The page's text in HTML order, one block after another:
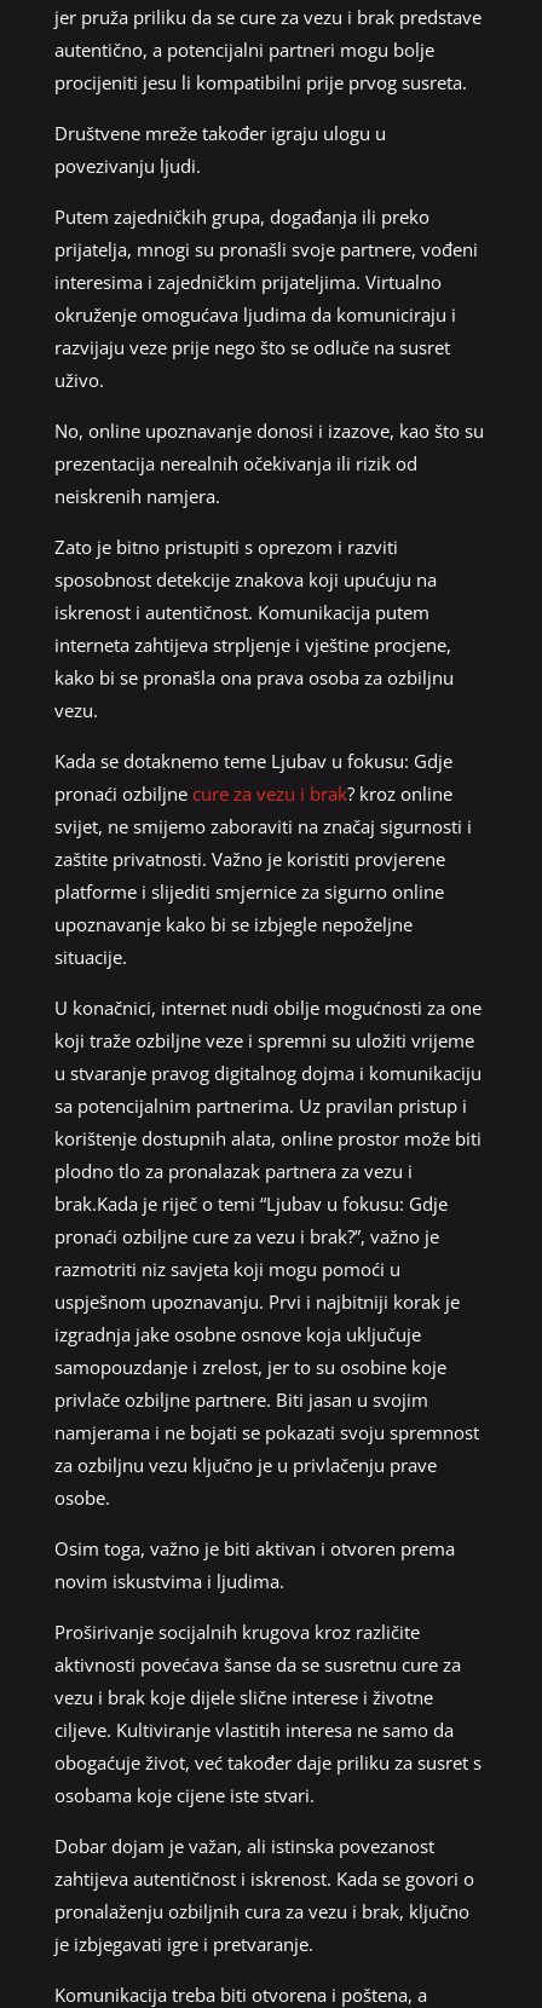
jer pruža priliku da se cure za vezu i brak predstave
autentično, a potencijalni partneri mogu bolje
procijeniti jesu li kompatibilni prije prvog susreta.
Društvene mreže također igraju ulogu u
povezivanju ljudi.
Putem zajedničkih grupa, događanja ili preko
prijatelja, mnogi su pronašli svoje partnere, vođeni
interesima i zajedničkim prijateljima. Virtualno
okruženje omogućava ljudima da komuniciraju i
razvijaju veze prije nego što se odluče na susret
uživo.
No, online upoznavanje donosi i izazove, kao što su
prezentacija nerealnih očekivanja ili rizik od
neiskrenih namjera.
Zato je bitno pristupiti s oprezom i razviti
sposobnost detekcije znakova koji upućuju na
iskrenost i autentičnost. Komunikacija putem
interneta zahtijeva strpljenje i vještine procjene,
kako bi se pronašla ona prava osoba za ozbiljnu
vezu.
Kada se dotaknemo teme Ljubav u fokusu: Gdje
pronaći ozbiljne cure za vezu i brak? kroz online
svijet, ne smijemo zaboraviti na značaj sigurnosti i
zaštite privatnosti. Važno je koristiti provjerene
platforme i slijediti smjernice za sigurno online
upoznavanje kako bi se izbjegle nepoželjne
situacije.
U konačnici, internet nudi obilje mogućnosti za one
koji traže ozbiljne veze i spremni su uložiti vrijeme
u stvaranje pravog digitalnog dojma i komunikaciju
sa potencijalnim partnerima. Uz pravilan pristup i
korištenje dostupnih alata, online prostor može biti
plodno tlo za pronalazak partnera za vezu i
brak.Kada je riječ o temi “Ljubav u fokusu: Gdje
pronaći ozbiljne cure za vezu i brak?”, važno je
razmotriti niz savjeta koji mogu pomoći u
uspješnom upoznavanju. Prvi i najbitniji korak je
izgradnja jake osobne osnove koja uključuje
samopouzdanje i zrelost, jer to su osobine koje
privlače ozbiljne partnere. Biti jasan u svojim
namjerama i ne bojati se pokazati svoju spremnost
za ozbiljnu vezu ključno je u privlačenju prave
osobe.
Osim toga, važno je biti aktivan i otvoren prema
novim iskustvima i ljudima.
Proširivanje socijalnih krugova kroz različite
aktivnosti povećava šanse da se susretnu cure za
vezu i brak koje dijele slične interese i životne
ciljeve. Kultiviranje vlastitih interesa ne samo da
obogaćuje život, već također daje priliku za susret s
osobama koje cijene iste stvari.
Dobar dojam je važan, ali istinska povezanost
zahtijeva autentičnost i iskrenost. Kada se govori o
pronalaženju ozbiljnih cura za vezu i brak, ključno
je izbjegavati igre i pretvaranje.
Komunikacija treba biti otvorena i poštena, a